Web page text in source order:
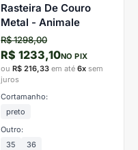
Rasteira De Couro
Metal - Animale
R$ 1298,00
R$ 1233,10NO PIX
ou R$ 216,33 em até 6x sem
juros
Cortamanho:
preto
Outro:
35
36